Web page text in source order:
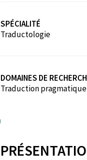
SPÉCIALITÉ
Traductologie
DOMAINES DE
Traduction